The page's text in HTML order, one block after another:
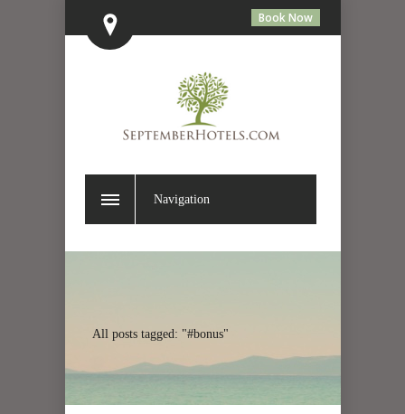
Book Now
Navigation
All posts tagged: "#bonus"